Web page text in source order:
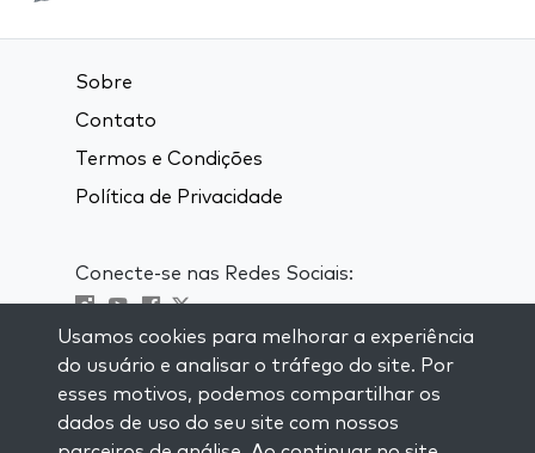
Sobre
Contato
Termos e Condições
Política de Privacidade
Conecte-se nas Redes Sociais:
Visit kabbalah master classes
MANTENHA-SE ATUALIZADO
Se inscreva em nossa lista de email e
Usamos cookies para melhorar a experiência
do usuário e analisar o tráfego do site. Por
esses motivos, podemos compartilhar os
dados de uso do seu site com nossos